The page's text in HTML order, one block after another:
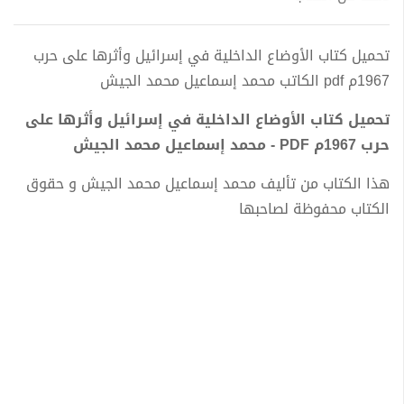
تحميل كتاب الأوضاع الداخلية في إسرائيل وأثرها على حرب
1967م pdf الكاتب محمد إسماعيل محمد الجيش
تحميل كتاب الأوضاع الداخلية في إسرائيل وأثرها على
حرب 1967م PDF - محمد إسماعيل محمد الجيش
هذا الكتاب من تأليف محمد إسماعيل محمد الجيش و حقوق
الكتاب محفوظة لصاحبها